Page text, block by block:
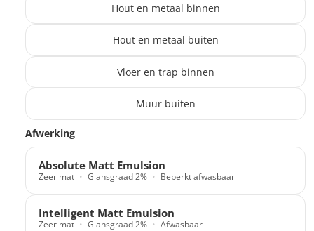
Hout en metaal binnen
Hout en metaal buiten
Vloer en trap binnen
Muur buiten
Translation missing: nl.products.paint_filter.description
Afwerking
Absolute Matt Emulsion
Zeer mat Glansgraad 2% Beperkt afwasbaar
Intelligent Matt Emulsion
Zeer mat Glansgraad 2% Afwasbaar